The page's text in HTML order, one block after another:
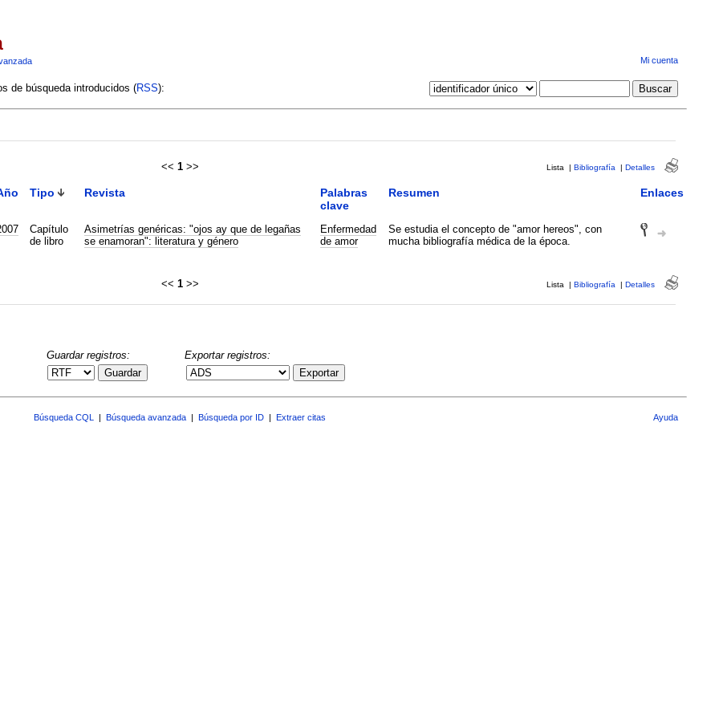
Mi cuenta
de búsqueda introducidos (RSS):
<< 1 >> Lista | Bibliografía | Detalles
Tipo Revista
Palabras
clave
Resumen Enlaces
Capítulo
de libro
Asimetrías genéricas: "ojos ay que de legañas
se enamoran": literatura y género
Enfermedad
de amor
Se estudia el concepto de "amor hereos", con
mucha bibliografía médica de la época.
<< 1 >> Lista | Bibliografía | Detalles
Guardar registros:
Guardar
Exportar registros:
Exportar
Búsqueda CQL Búsqueda avanzada Búsqueda por ID Extraer citas Ayuda